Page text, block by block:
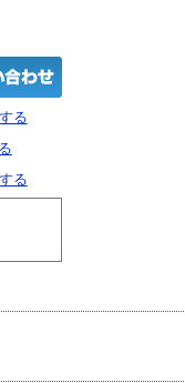
る
る